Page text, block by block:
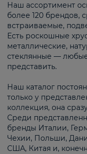
Наш ассортимент
более 120 брендов,
встраиваемые,
Есть роскошные
металлические,
стеклянные —
представить.
Наш каталог
только у
коллекция, она
Среди
бренды Италии,
Чехии, Польши,
США, Китая и,